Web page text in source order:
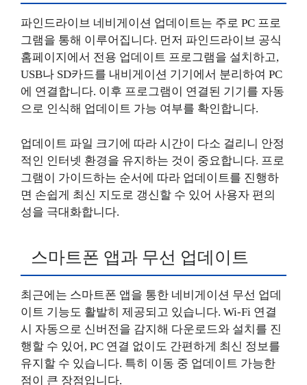
파인드라이브 네비게이션 업데이트는 주로 PC 프로
그램을 통해 이루어집니다. 먼저 파인드라이브 공식
홈페이지에서 전용 업데이트 프로그램을 설치하고,
USB나 SD카드를 내비게이션 기기에서 분리하여 PC
에 연결합니다. 이후 프로그램이 연결된 기기를 자동
으로 인식해 업데이트 가능 여부를 확인합니다.
업데이트 파일 크기에 따라 시간이 다소 걸리니 안정
적인 인터넷 환경을 유지하는 것이 중요합니다. 프로
그램이 가이드하는 순서에 따라 업데이트를 진행하
면 손쉽게 최신 지도로 갱신할 수 있어 사용자 편의
성을 극대화합니다.
스마트폰 앱과 무선 업데이트
최근에는 스마트폰 앱을 통한 네비게이션 무선 업데
이트 기능도 활발히 제공되고 있습니다. Wi-Fi 연결
시 자동으로 신버전을 감지해 다운로드와 설치를 진
행할 수 있어, PC 연결 없이도 간편하게 최신 정보를
유지할 수 있습니다. 특히 이동 중 업데이트 가능한
점이 큰 장점입니다.